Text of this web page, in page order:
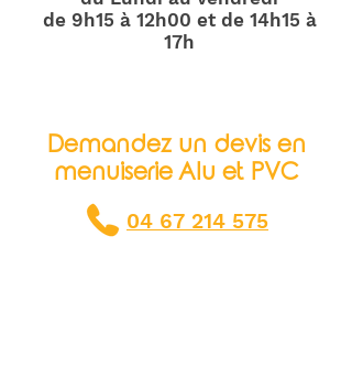
de 9h15 à 12h00 et de 14h15 à
17h
Demandez un devis en
menuiserie Alu et PVC
04 67 214 575